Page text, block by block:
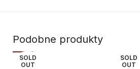
Podobne produkty
SOLD
OUT
SOLD
OUT